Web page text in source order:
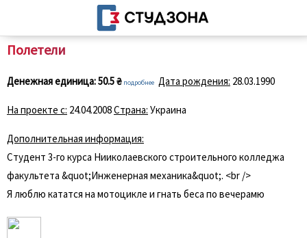
Полетели
Денежная единица:50.5 ₴ подробнее Дата рождения: 28.03.1990
На проекте с: 24.04.2008Страна: Украина
Дополнительная информация:
Студент 3-го курса Нииколаевского строительного колледжа
факультета &quot;Инженерная механика&quot;. <br />
Я люблю кататся на мотоцикле и гнать беса по вечерамю